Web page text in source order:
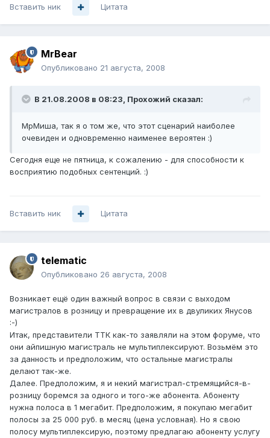
Вставить ник Цитата
MrBear
Опубликовано 21 августа, 2008
В 21.08.2008 в 08:23, Прохожий сказал:
МрМиша, так я о том же, что этот сценарий наиболее
очевиден и одновременно наименее вероятен :)
Сегодня еще не пятница, к сожалению - для способности к
восприятию подобных сентенций. :)
Вставить ник Цитата
telematic
Опубликовано 26 августа, 2008
Возникает ещё один важный вопрос в связи с выходом
магистралов в розницу и превращение их в двуликих Янусов
:-)
Итак, представители ТТК как-то заявляли на этом форуме, что
они айпишную магистраль не мультиплексируют. Возьмём это
за данность и предположим, что остальные магистралы
делают так-же.
Далее. Предположим, я и некий магистрал-стремящийся-в-
розницу боремся за одного и того-же абонента. Абоненту
нужна полоса в 1 мегабит. Предположим, я покупаю мегабит
полосы за 25 000 руб. в месяц (цена условная). Но я свою
полосу мультиплексирую, поэтому предлагаю абоненту услугу